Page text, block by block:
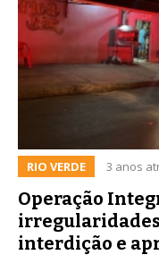
RIO VERDE 3 anos
Operação
interdição e